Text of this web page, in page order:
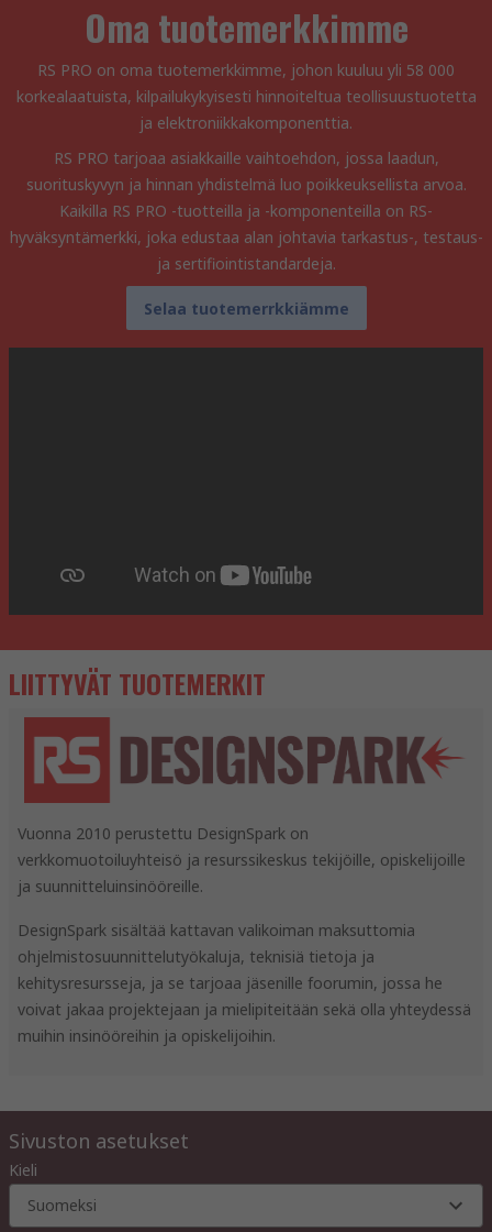
Oma tuotemerkkimme
RS PRO on oma tuotemerkkimme, johon kuuluu yli 58 000
korkealaatuista, kilpailukykyisesti hinnoiteltua teollisuustuotetta
ja elektroniikkakomponenttia.
RS PRO tarjoaa asiakkaille vaihtoehdon, jossa laadun,
suorituskyvyn ja hinnan yhdistelmä luo poikkeuksellista arvoa.
Kaikilla RS PRO -tuotteilla ja -komponenteilla on RS-
hyväksyntämerkki, joka edustaa alan johtavia tarkastus-, testaus-
ja sertifiointistandardeja.
Selaa tuotemerrkkiämme
LIITTYVÄT TUOTEMERKIT
Vuonna 2010 perustettu DesignSpark on
verkkomuotoiluyhteisö ja resurssikeskus tekijöille, opiskelijoille
ja suunnitteluinsinööreille.
DesignSpark sisältää kattavan valikoiman maksuttomia
ohjelmistosuunnittelutyökaluja, teknisiä tietoja ja
kehitysresursseja, ja se tarjoaa jäsenille foorumin, jossa he
voivat jakaa projektejaan ja mielipiteitään sekä olla yhteydessä
muihin insinööreihin ja opiskelijoihin.
Sivuston asetukset
Kieli
Suomeksi